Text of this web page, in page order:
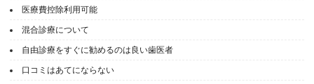
医療費控除利用可能
混合診療について
自由診療をすぐに勧めるのは良い歯医者
口コミはあてにならない